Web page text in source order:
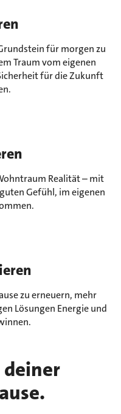
für morgen zu
Traum vom eigenen
für die Zukunft
Realität – mit
Gefühl, im eigenen
zu erneuern, mehr
Lösungen Energie und
deiner